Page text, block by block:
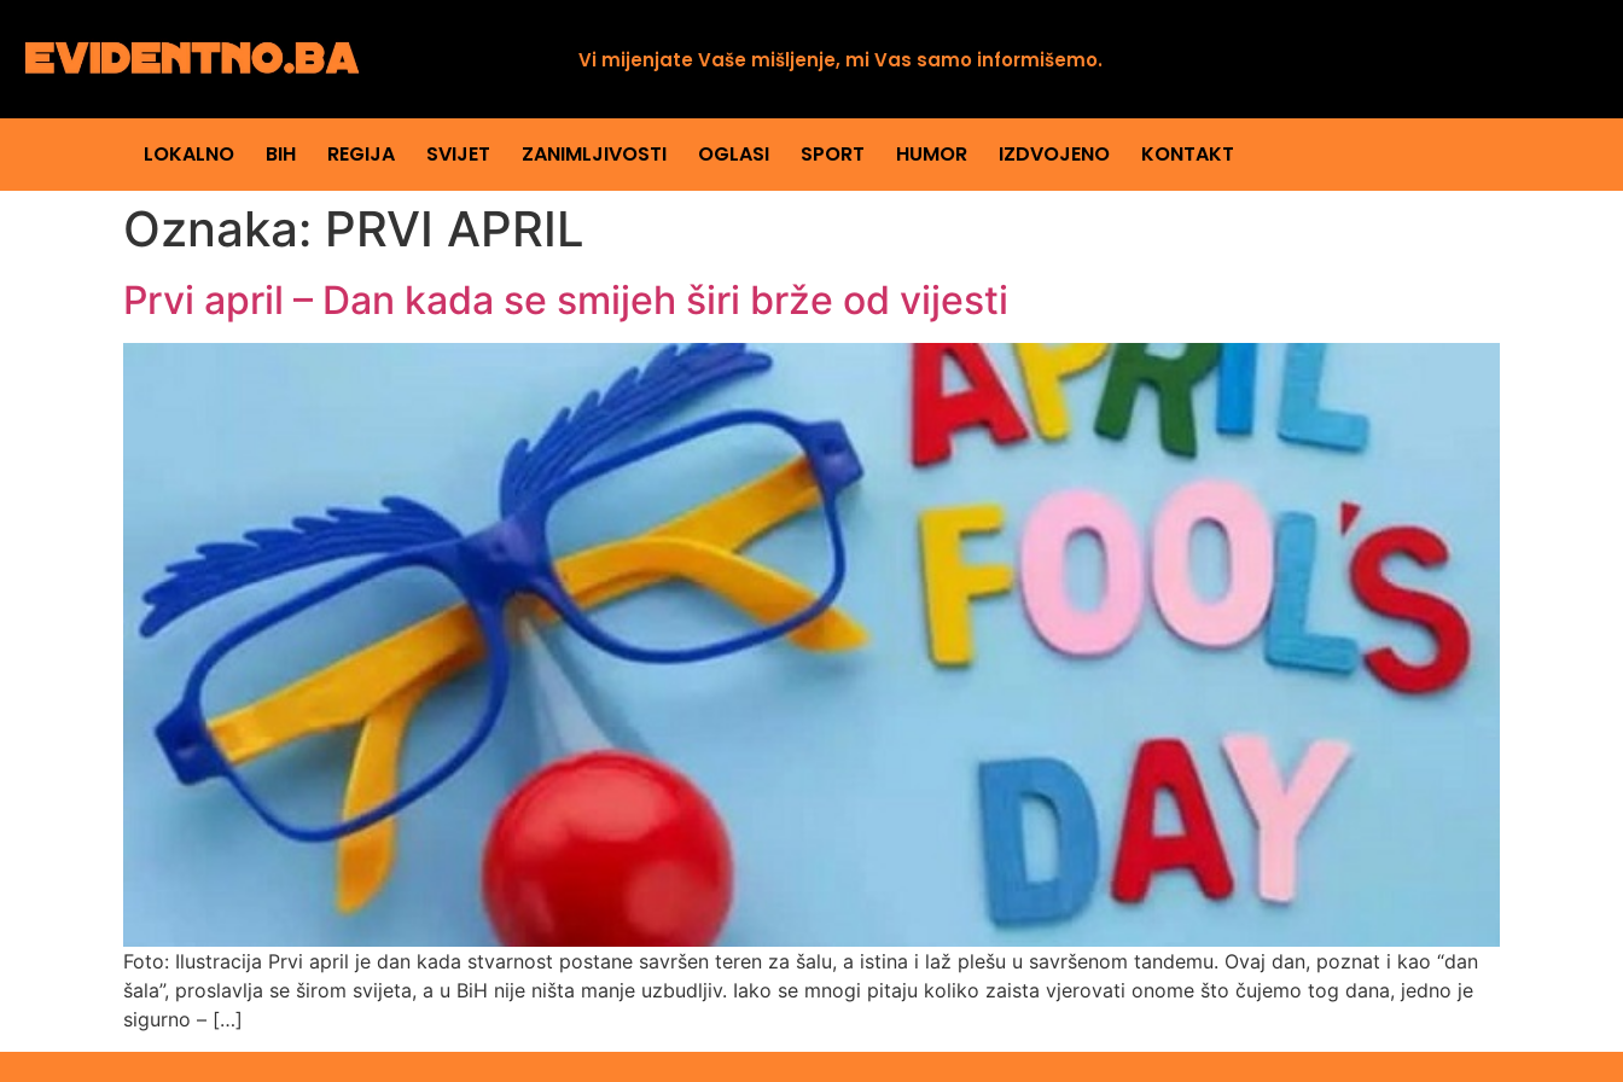
Vi mijenjate Vaše mišljenje, mi Vas samo informišemo.
LOKALNO BIH REGIJA SVIJET ZANIMLJIVOSTI OGLASI SPORT HUMOR IZDVOJENO KONTAKT
Oznaka: PRVI APRIL
Prvi april – Dan kada se smijeh širi brže od vijesti
Foto: Ilustracija Prvi april je dan kada stvarnost postane savršen teren za šalu, a istina i laž plešu u savršenom tandemu. Ovaj dan, poznat i kao “dan
šala”, proslavlja se širom svijeta, a u BiH nije ništa manje uzbudljiv. Iako se mnogi pitaju koliko zaista vjerovati onome što čujemo tog dana, jedno je
sigurno – […]